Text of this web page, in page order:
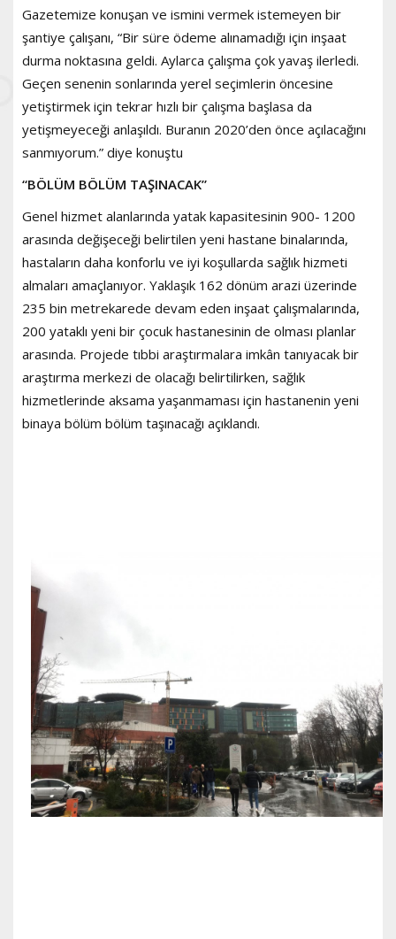
Gazetemize konuşan ve ismini vermek istemeyen bir
şantiye çalışanı, “Bir süre ödeme alınamadığı için inşaat
durma noktasına geldi. Aylarca çalışma çok yavaş ilerledi.
Geçen senenin sonlarında yerel seçimlerin öncesine
yetiştirmek için tekrar hızlı bir çalışma başlasa da
yetişmeyeceği anlaşıldı. Buranın 2020’den önce açılacağını
sanmıyorum.” diye konuştu
“BÖLÜM BÖLÜM TAŞINACAK”
Genel hizmet alanlarında yatak kapasitesinin 900- 1200
arasında değişeceği belirtilen yeni hastane binalarında,
hastaların daha konforlu ve iyi koşullarda sağlık hizmeti
almaları amaçlanıyor. Yaklaşık 162 dönüm arazi üzerinde
235 bin metrekarede devam eden inşaat çalışmalarında,
200 yataklı yeni bir çocuk hastanesinin de olması planlar
arasında. Projede tıbbi araştırmalara imkân tanıyacak bir
araştırma merkezi de olacağı belirtilirken, sağlık
hizmetlerinde aksama yaşanmaması için hastanenin yeni
binaya bölüm bölüm taşınacağı açıklandı.